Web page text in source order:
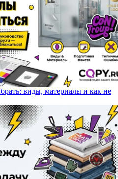
виды, материалы и как не